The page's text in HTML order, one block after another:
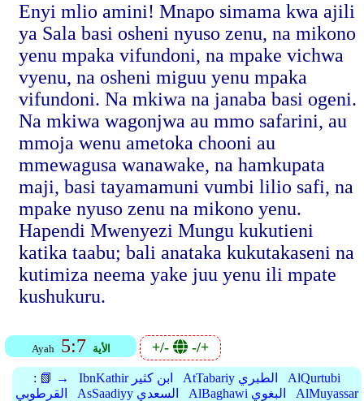
Enyi mlio amini! Mnapo simama kwa ajili
ya Sala basi osheni nyuso zenu, na mikono
yenu mpaka vifundoni, na mpake vichwa
vyenu, na osheni miguu yenu mpaka
vifundoni. Na mkiwa na janaba basi ogeni.
Na mkiwa wagonjwa au mmo safarini, au
mmoja wenu ametoka chooni au
mmewagusa wanawake, na hamkupata
maji, basi tayamamuni vumbi lilio safi, na
mpake nyuso zenu na mikono yenu.
Hapendi Mwenyezi Mungu kukutieni
katika taabu; bali anataka kukutakaseni na
kutimiza neema yake juu yenu ili mpate
kushukuru.
Ayah 5:7 الأية +/- -/+
: 📗 → IbnKathir ابن كثير AtTabariy الطبري
AlQurtubi
القرطوبي
AsSaadiyy السعدي AlBaghawi البغوي
AlMuyassar